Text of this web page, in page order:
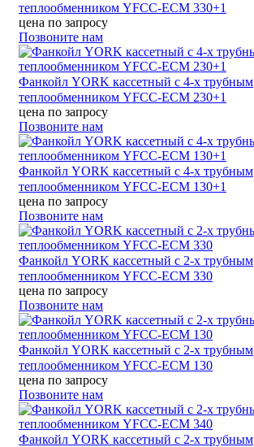
теплообменником YFCC-ECM 330+1
цена по запросу
Позвоните нам
Фанкойл YORK кассетный с 4-х трубным
теплообменником YFCC-ECM 230+1
цена по запросу
Позвоните нам
Фанкойл YORK кассетный с 4-х трубным
теплообменником YFCC-ECM 130+1
цена по запросу
Позвоните нам
Фанкойл YORK кассетный с 2-х трубным
теплообменником YFCC-ECM 330
цена по запросу
Позвоните нам
Фанкойл YORK кассетный с 2-х трубным
теплообменником YFCC-ECM 130
цена по запросу
Позвоните нам
Фанкойл YORK кассетный c 2-х трубным